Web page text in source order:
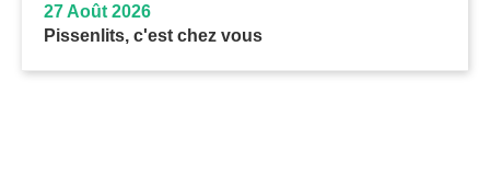
27 Août 2026
Pissenlits, c'est chez vous